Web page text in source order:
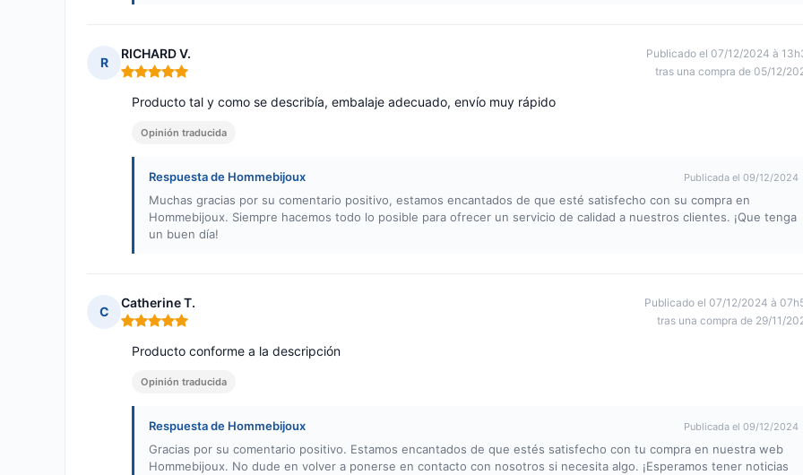
R
RICHARD V.
Nota: 5 de 5
Publicado el 07/12/2024 à
tras una compra de 05/12/
Producto tal y como se describía, embalaje adecuado, envío muy rápido
Opinión traducida
Respuesta de Hommebijoux Publicada el 09/12/2024
Muchas gracias por su comentario positivo, estamos encantados de que esté satisfecho con su compra en
Hommebijoux. Siempre hacemos todo lo posible para ofrecer un servicio de calidad a nuestros clientes. ¡Que tenga
un buen día!
C
Catherine T.
Nota: 5 de 5
Publicado el 07/12/2024 à
tras una compra de 29/11/
Producto conforme a la descripción
Opinión traducida
Respuesta de Hommebijoux Publicada el 09/12/2024
Gracias por su comentario positivo. Estamos encantados de que estés satisfecho con tu compra en nuestra web
Hommebijoux. No dude en volver a ponerse en contacto con nosotros si necesita algo. ¡Esperamos tener noticias